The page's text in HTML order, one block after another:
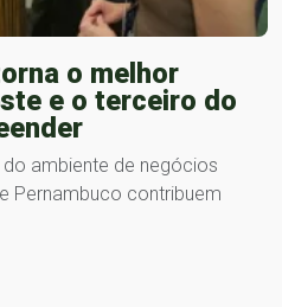
o melhor
e o terceiro do
ambiente de negócios
Pernambuco contribuem